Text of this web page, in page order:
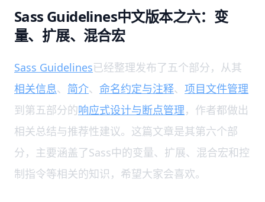
Sass Guidelines中文版本之六：变
量、扩展、混合宏
Sass Guidelines已经整理发布了五个部分，从其
相关信息、 简介、 命名约定与注释、 项目文件管理
到第五部分的响应式设计与断点管理，作者都做出
相关总结与推荐性建议。这篇文章是其第六个部
分，主要涵盖了Sass中的变量、扩展、混合宏和控
制指令等相关的知识，希望大家会喜欢。